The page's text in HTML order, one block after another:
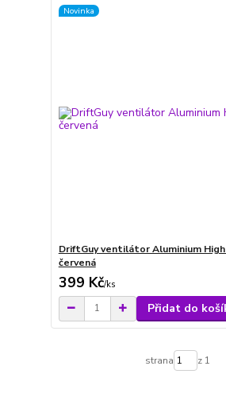
Novinka
DriftGuy ventilátor Aluminium
červená
399 Kč/ks
Přidat do
strana z 1